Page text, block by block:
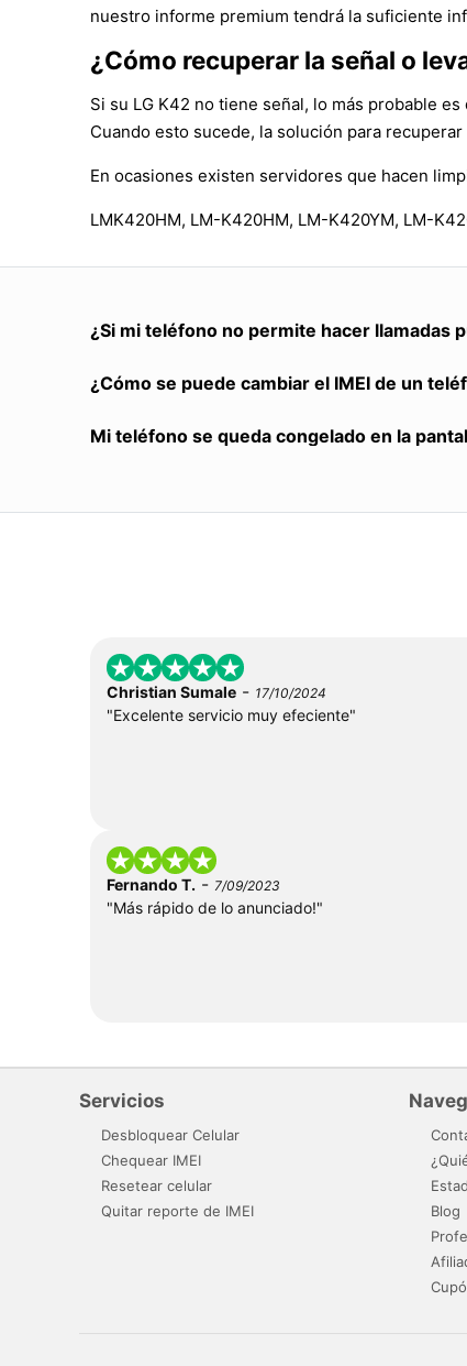
nuestro informe premium tendrá la suficiente
¿Cómo recuperar la señal o
Si su LG K42 no tiene señal, lo más probable
Cuando esto sucede, la solución para recuperar
En ocasiones existen servidores que hacen
LMK420HM, LM-K420HM, LM-K420YM, LM-
¿Si mi teléfono no permite hacer llamadas
¿Cómo se puede cambiar el IMEI de un
Mi teléfono se queda congelado en la
Christian Sumale - 17/10/2024
"Excelente servicio muy efeciente"
Fernando T. - 7/09/2023
"Más rápido de lo anunciado!"
Servicios
Desbloquear Celular
Chequear IMEI
Resetear celular
Quitar reporte de IMEI
Blog